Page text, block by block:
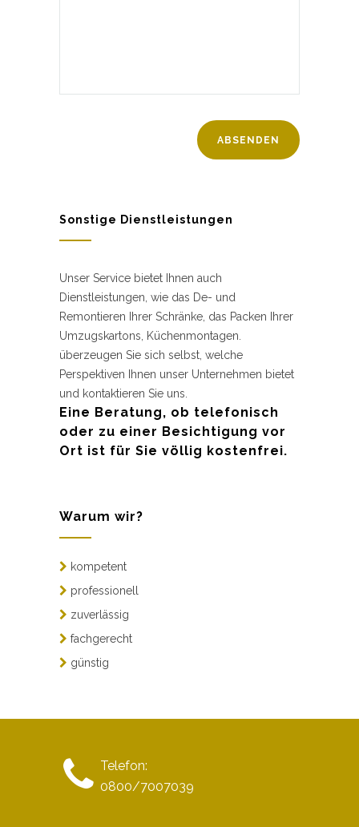
Sonstige Dienstleistungen
Unser Service bietet Ihnen auch
Dienstleistungen, wie das De- und
Remontieren Ihrer Schränke, das Packen Ihrer
Umzugskartons, Küchenmontagen.
überzeugen Sie sich selbst, welche
Perspektiven Ihnen unser Unternehmen bietet
und kontaktieren Sie uns.
Eine Beratung, ob telefonisch
oder zu einer Besichtigung vor
Ort ist für Sie völlig kostenfrei.
Warum wir?
kompetent
professionell
zuverlässig
fachgerecht
günstig
Telefon:
0800/7007039